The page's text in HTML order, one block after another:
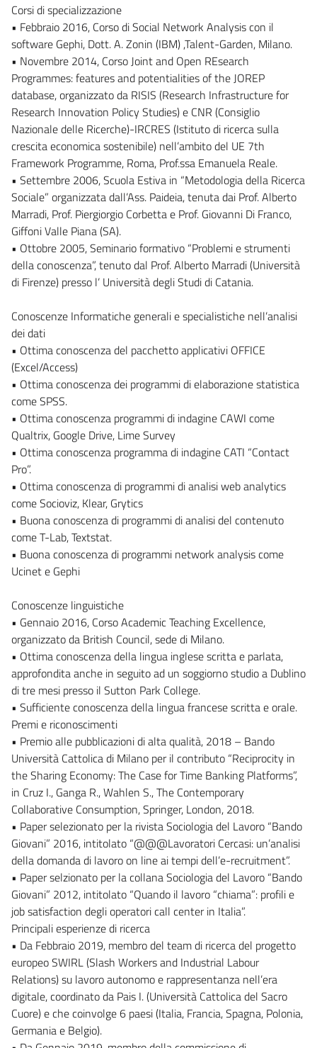
Corsi di specializzazione
• Febbraio 2016, Corso di Social Network Analysis con il
software Gephi, Dott. A. Zonin (IBM) ,Talent-Garden, Milano.
• Novembre 2014, Corso Joint and Open REsearch
Programmes: features and potentialities of the JOREP
database, organizzato da RISIS (Research Infrastructure for
Research Innovation Policy Studies) e CNR (Consiglio
Nazionale delle Ricerche)-IRCRES (Istituto di ricerca sulla
crescita economica sostenibile) nell’ambito del UE 7th
Framework Programme, Roma, Prof.ssa Emanuela Reale.
• Settembre 2006, Scuola Estiva in “Metodologia della Ricerca
Sociale” organizzata dall’Ass. Paideia, tenuta dai Prof. Alberto
Marradi, Prof. Piergiorgio Corbetta e Prof. Giovanni Di Franco,
Giffoni Valle Piana (SA).
• Ottobre 2005, Seminario formativo “Problemi e strumenti
della conoscenza”, tenuto dal Prof. Alberto Marradi (Università
di Firenze) presso l’ Università degli Studi di Catania.
Conoscenze Informatiche generali e specialistiche nell’analisi
dei dati
• Ottima conoscenza del pacchetto applicativi OFFICE
(Excel/Access)
• Ottima conoscenza dei programmi di elaborazione statistica
come SPSS.
• Ottima conoscenza programmi di indagine CAWI come
Qualtrix, Google Drive, Lime Survey
• Ottima conoscenza programma di indagine CATI “Contact
Pro”.
• Ottima conoscenza di programmi di analisi web analytics
come Socioviz, Klear, Grytics
• Buona conoscenza di programmi di analisi del contenuto
come T-Lab, Textstat.
• Buona conoscenza di programmi network analysis come
Ucinet e Gephi
Conoscenze linguistiche
• Gennaio 2016, Corso Academic Teaching Excellence,
organizzato da British Council, sede di Milano.
• Ottima conoscenza della lingua inglese scritta e parlata,
approfondita anche in seguito ad un soggiorno studio a Dublino
di tre mesi presso il Sutton Park College.
• Sufficiente conoscenza della lingua francese scritta e orale.
Premi e riconoscimenti
• Premio alle pubblicazioni di alta qualità, 2018 – Bando
Università Cattolica di Milano per il contributo “Reciprocity in
the Sharing Economy: The Case for Time Banking Platforms”,
in Cruz I., Ganga R., Wahlen S., The Contemporary
Collaborative Consumption, Springer, London, 2018.
• Paper selezionato per la rivista Sociologia del Lavoro “Bando
Giovani” 2016, intitolato “@@@Lavoratori Cercasi: un’analisi
della domanda di lavoro on line ai tempi dell’e-recruitment”.
• Paper selzionato per la collana Sociologia del Lavoro “Bando
Giovani” 2012, intitolato “Quando il lavoro “chiama”: profili e
job satisfaction degli operatori call center in Italia”.
Principali esperienze di ricerca
• Da Febbraio 2019, membro del team di ricerca del progetto
europeo SWIRL (Slash Workers and Industrial Labour
Relations) su lavoro autonomo e rappresentanza nell’era
digitale, coordinato da Pais I. (Università Cattolica del Sacro
Cuore) e che coinvolge 6 paesi (Italia, Francia, Spagna, Polonia,
Germania e Belgio).